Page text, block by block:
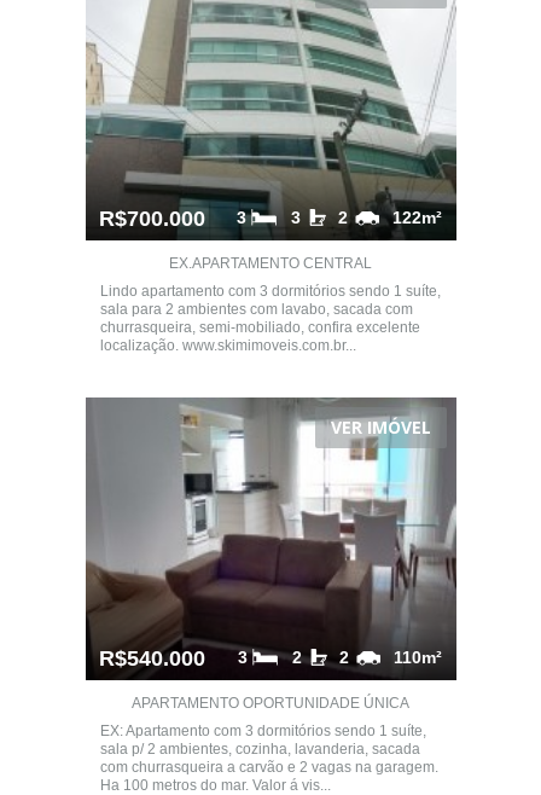
R$700.000 122m²
2
3
3
EX.APARTAMENTO CENTRAL
Lindo apartamento com 3 dormitórios sendo 1 suíte,
sala para 2 ambientes com lavabo, sacada com
churrasqueira, semi-mobiliado, confira excelente
localização. www.skimimoveis.com.br...
VER IMÓVEL
R$540.000 110m²
2
2
3
APARTAMENTO OPORTUNIDADE ÚNICA
EX: Apartamento com 3 dormitórios sendo 1 suíte,
sala p/ 2 ambientes, cozinha, lavanderia, sacada
com churrasqueira a carvão e 2 vagas na garagem.
Ha 100 metros do mar. Valor á vis...